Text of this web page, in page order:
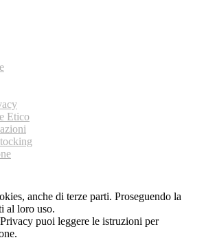
Etico
anche di terze parti. Proseguendo la
al loro uso.
puoi leggere le istruzioni per